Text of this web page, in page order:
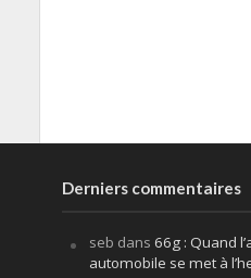
Derniers commentaires
seb dans 66g : Quand
automobile se met à